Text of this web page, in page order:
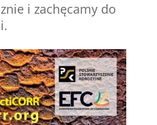
i zachęcamy do